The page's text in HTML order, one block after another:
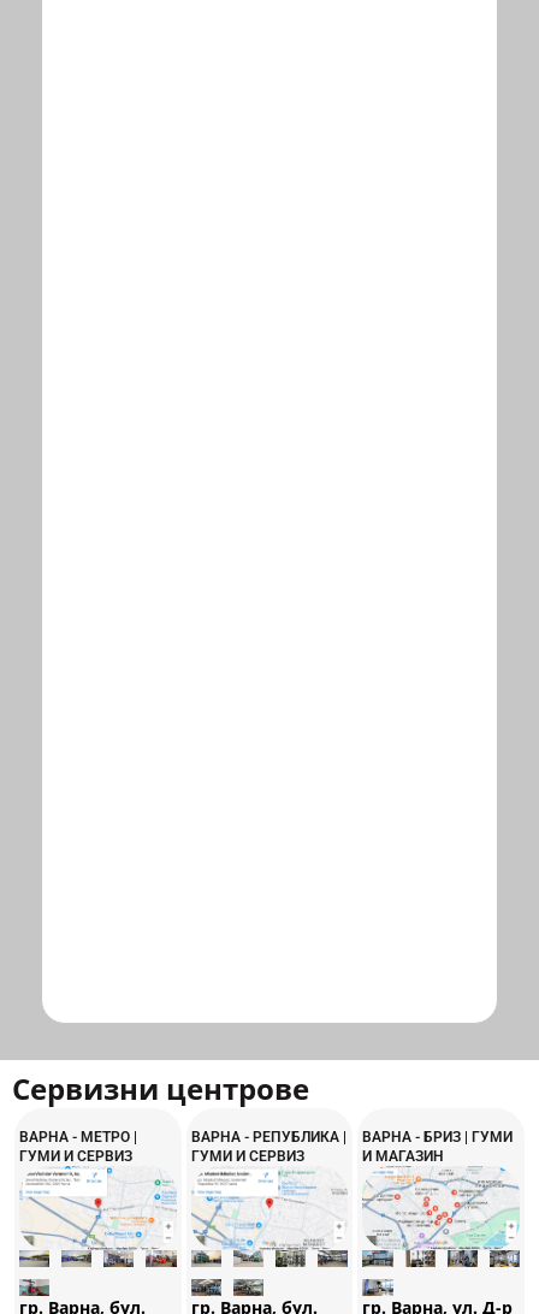
Сервизни центрове
ВАРНА - МЕТРО |
ГУМИ И СЕРВИЗ
гр. Варна, бул.
ВАРНА - РЕПУБЛИКА |
ГУМИ И СЕРВИЗ
гр. Варна, бул.
ВАРНА - БРИЗ | ГУМИ
И МАГАЗИН
гр. Варна, ул. Д-р